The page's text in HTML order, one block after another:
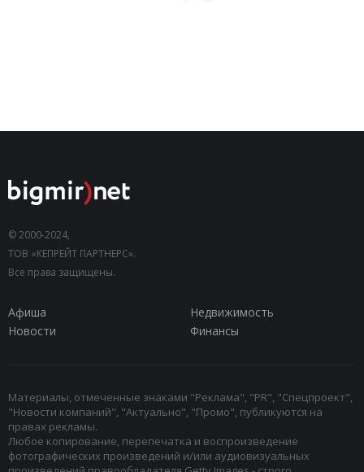
© 2000-2024,
ТОВ «КЕПРЕЙТ ПАРТНЕРС».
Все права защищены.
Афиша
Недвижимость
Новости
Финансы
Материалы, отмеченные знаками "Реклама", "PR", "Спецпроект",
"Новости компаний", "Актуально", "Промо", публикуются на
правах рекламы.
Любое копирование, перепечатка и воспроизведение
фотографических произведений и/или аудиовизуальных